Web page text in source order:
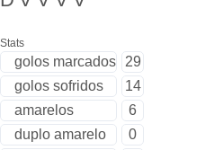
Stats
golos marcados
29
golos sofridos
14
amarelos
6
duplo amarelo
0